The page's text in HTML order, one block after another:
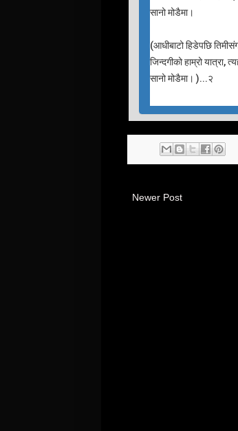
सानो मोडैमा।
(आधीबाटो हिडेपछि
जिन्दगीको हाम्रो यात्रा,
सानो मोडैमा। )...२
Newer Post